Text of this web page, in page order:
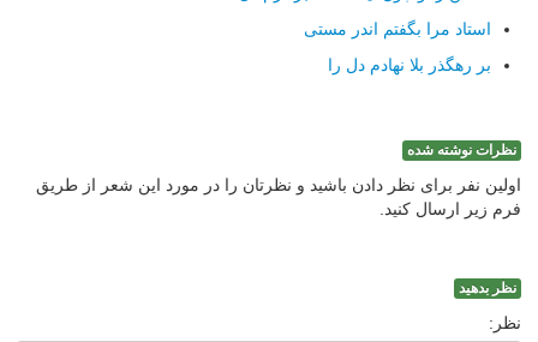
استاد مرا بگفتم اندر مستی
بر رهگذر بلا نهادم دل را
نظرات نوشته شده
اولین نفر برای نظر دادن باشید و نظرتان را در مورد این شعر از طریق
فرم زیر ارسال کنید.
نظر بدهید
نظر: